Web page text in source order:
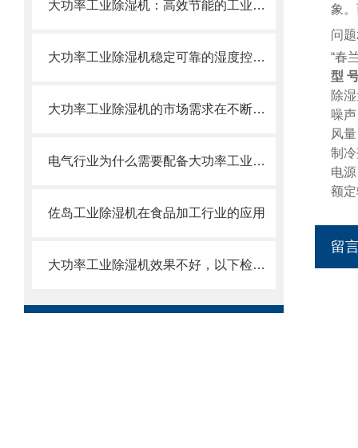
大功率工业除湿机：高效节能的工业干燥解决方案
大功率工业除湿机稳定可靠的湿度控制解决方案
大功率工业除湿机的市场需求在不断地增加
电气行业为什么需要配备大功率工业除湿机？
佐岛工业除湿机在食品加工行业的应用
大功率工业除湿机效果不好，以下检查是*的
象
问
“春
型
除
噪
风
制
电
额
留